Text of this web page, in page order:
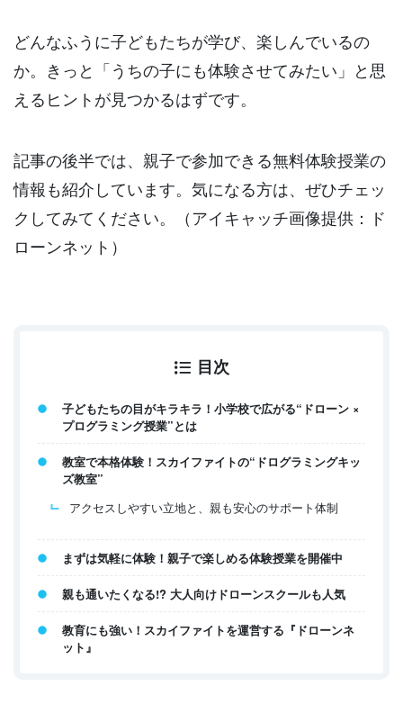
どんなふうに子どもたちが学び、楽しんでいるの
か。きっと「うちの子にも体験させてみたい」と思
えるヒントが見つかるはずです。
記事の後半では、親子で参加できる無料体験授業の
情報も紹介しています。気になる方は、ぜひチェッ
クしてみてください。（アイキャッチ画像提供：ド
ローンネット）
目次
子どもたちの目がキラキラ！小学校で広がる“ドローン ×
プログラミング授業”とは
教室で本格体験！スカイファイトの“ドログラミングキッ
ズ教室”
アクセスしやすい立地と、親も安心のサポート体制
まずは気軽に体験！親子で楽しめる体験授業を開催中
親も通いたくなる!? 大人向けドローンスクールも人気
教育にも強い！スカイファイトを運営する『ドローンネ
ット』